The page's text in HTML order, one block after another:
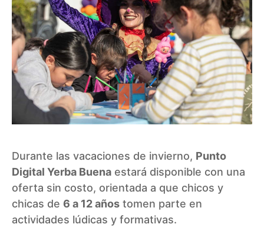
Durante las vacaciones de invierno, Punto
Digital Yerba Buena estará disponible con una
oferta sin costo, orientada a que chicos y
chicas de 6 a 12 años tomen parte en
actividades lúdicas y formativas.